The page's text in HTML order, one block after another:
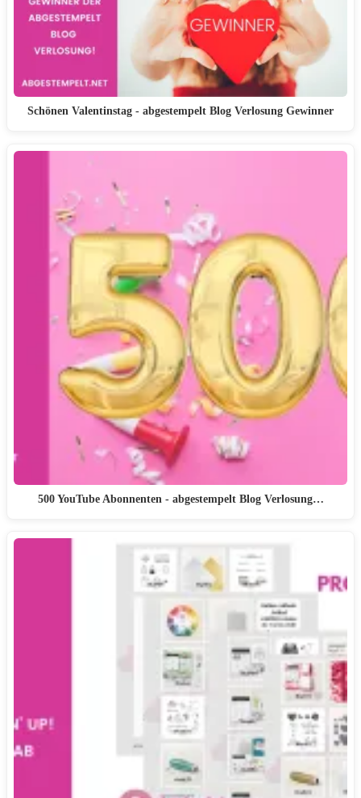
Schönen Valentinstag - abgestempelt Blog Verlosung Gewinner
500 YouTube Abonnenten - abgestempelt Blog Verlosung…